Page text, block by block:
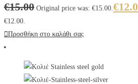
€15.00 Original price was: €15.00.€
€12.00.
Προσθήκη στο καλάθι σας